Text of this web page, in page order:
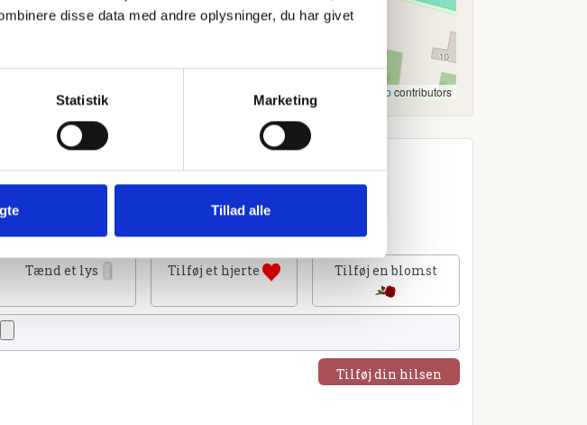
disse data med andre oplysninger, du har givet
Statistik Marketing
Tillad alle
Leaflet | OpenStreetMapcontributors
Tænd et lys Tilføj et hjerte Tilføj en blomst
Tilføj din hilsen